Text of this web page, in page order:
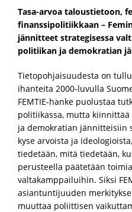
Tasa-arvoa taloustietoon,
finanssipolitiikkaan –
jännitteet strategisessa
politiikan ja demokratian
Tietopohjaisuudesta on
ihanteita 2000-luvulla
FEMTIE-hanke puolustaa
politiikassa, mutta
ja demokratian jännitteisiin
kyse arvoista ja
tiedetään, mitä tiedetään,
perusteella päätetään
valtakamppailuihin. Siksi
asiantuntijuuden
muuttaa poliittisen